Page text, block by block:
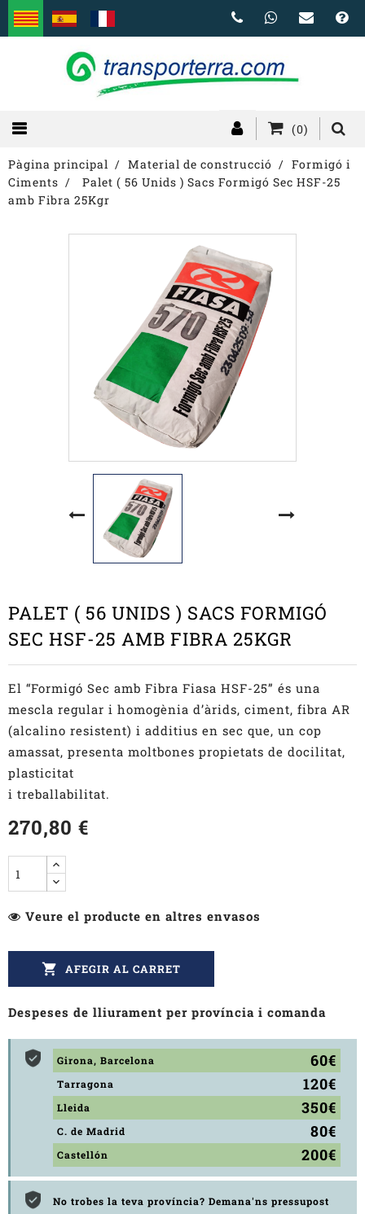
(0)
Pàgina principal Material de construcció
Formigó i
Ciments
Palet ( 56 Unids ) Sacs Formigó Sec HSF-25
amb Fibra 25Kgr
PALET ( 56 UNIDS ) SACS FORMIGÓ
SEC HSF-25 AMB FIBRA 25KGR
El “Formigó Sec amb Fibra Fiasa HSF-25” és una
mescla regular i homogènia d’àrids, ciment, fibra AR
(alcalino resistent) i additius en sec que, un cop
amassat, presenta moltbones propietats de docilitat,
plasticitat
i treballabilitat.
270,80 €
Veure el producte en altres envasos
 AFEGIR AL CARRET
Despeses de lliurament per província i comanda
Girona, Barcelona 60€
Tarragona 120€
Lleida 350€
C. de Madrid 80€
Castellón 200€
No trobes la teva província? Demana'ns pressupost